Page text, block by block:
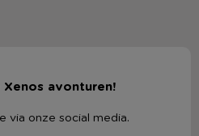
avonturen!
via onze social media.